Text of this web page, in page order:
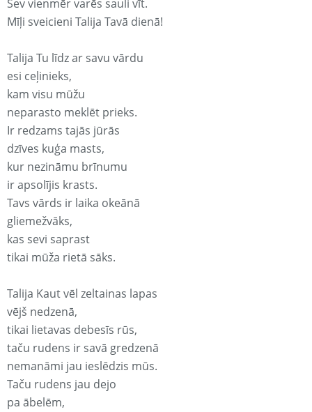
Sev vienmēr varēs sauli vīt.
Mīļi sveicieni Talija Tavā dienā!
Talija Tu līdz ar savu vārdu
esi ceļinieks,
kam visu mūžu
neparasto meklēt prieks.
Ir redzams tajās jūrās
dzīves kuģa masts,
kur nezināmu brīnumu
ir apsolījis krasts.
Tavs vārds ir laika okeānā
gliemežvāks,
kas sevi saprast
tikai mūža rietā sāks.
Talija Kaut vēl zeltainas lapas
vējš nedzenā,
tikai lietavas debesīs rūs,
taču rudens ir savā gredzenā
nemanāmi jau ieslēdzis mūs.
Taču rudens jau dejo
pa ābelēm,